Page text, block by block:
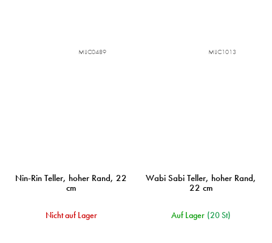
Nin-Rin Teller, hoher Rand, 22
cm
Nicht auf Lager
MIJC0489
Wabi Sabi Teller, hoher Rand,
22 cm
Auf Lager (20 St)
MIJC1013